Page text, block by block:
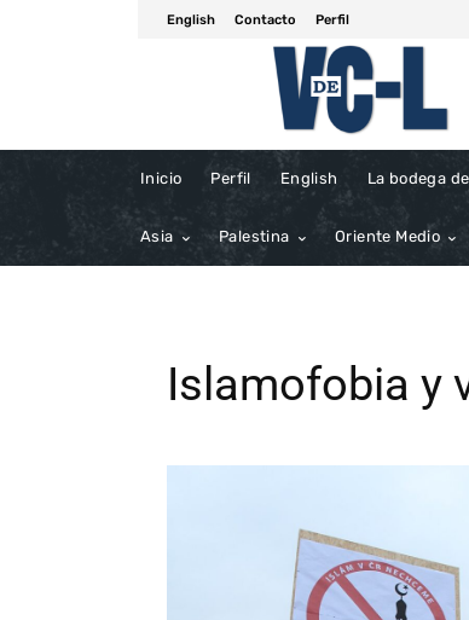
English Contacto Perfil
Inicio Perfil English La bodega
Asia Palestina Oriente Medio
Islamofobia y